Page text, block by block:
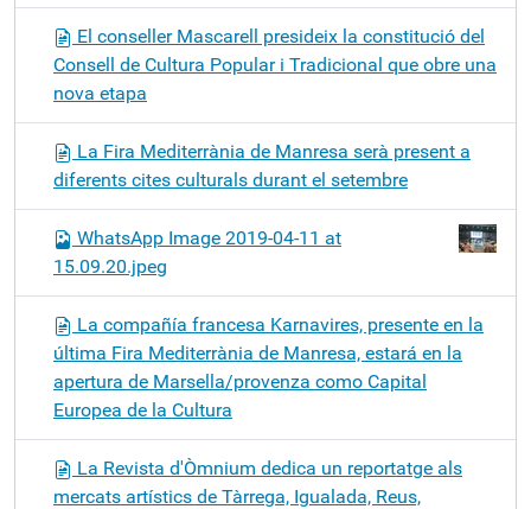
El conseller Mascarell presideix la constitució del
Consell de Cultura Popular i Tradicional que obre una
nova etapa
La Fira Mediterrània de Manresa serà present a
diferents cites culturals durant el setembre
WhatsApp Image 2019-04-11 at
15.09.20.jpeg
La compañía francesa Karnavires, presente en la
última Fira Mediterrània de Manresa, estará en la
apertura de Marsella/provenza como Capital
Europea de la Cultura
La Revista d'Òmnium dedica un reportatge als
mercats artístics de Tàrrega, Igualada, Reus,